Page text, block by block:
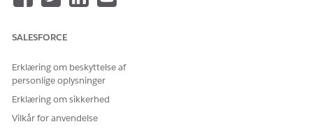
Opsæt politikstyring for it-overensstemmelse
livscyklus fra kladde til udgivelse. Konfigurer hurtigt
automatiseret livscyklusstyring.
Opsæt politikstyring med Microsoft 365 til it-
overensstemmelse
Integrer Salesforce med Microsoft 365 for at kladde og
SALESFORCE
Erklæring om beskyttelse af
personlige oplysninger
Erklæring om sikkerhed
Vilkår for anvendelse